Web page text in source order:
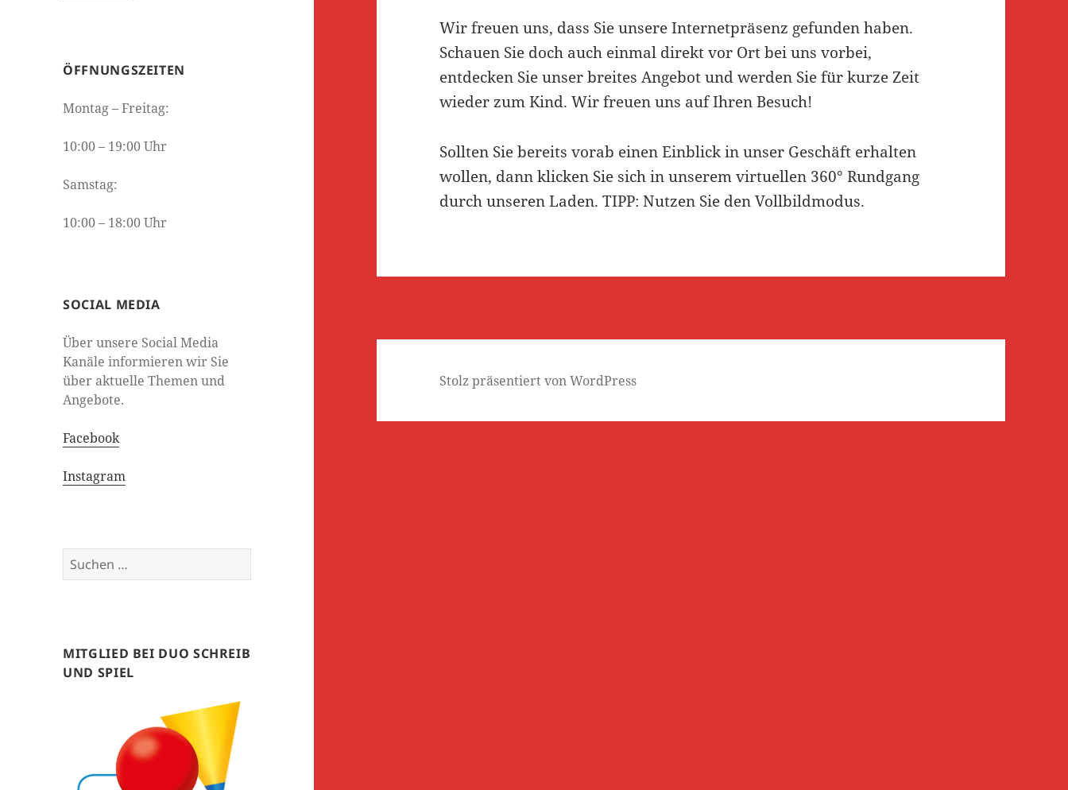
ÖFFNUNGSZEITEN
Montag – Freitag:
10:00 – 19:00 Uhr
Samstag:
10:00 – 18:00 Uhr
SOCIAL MEDIA
Über unsere Social Media
Kanäle informieren wir Sie
über aktuelle Themen und
Angebote.
Facebook
Instagram
Suchen
nach:
MITGLIED BEI DUO SCHREIB
UND SPIEL
Wir freuen uns, dass Sie unsere Internetpräsenz gefunden haben.
Schauen Sie doch auch einmal direkt vor Ort bei uns vorbei,
entdecken Sie unser breites Angebot und werden Sie für kurze Zeit
wieder zum Kind. Wir freuen uns auf Ihren Besuch!
Sollten Sie bereits vorab einen Einblick in unser Geschäft erhalten
wollen, dann klicken Sie sich in unserem virtuellen 360° Rundgang
durch unseren Laden. TIPP: Nutzen Sie den Vollbildmodus.
Stolz präsentiert von WordPress